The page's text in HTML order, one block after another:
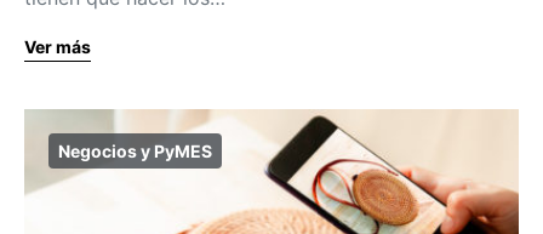
Ver más
Negocios y PyMES